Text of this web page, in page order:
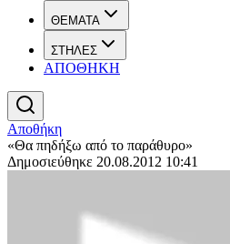
ΘΕΜΑΤΑ
ΣΤΗΛΕΣ
ΑΠΟΘΗΚΗ
Αποθήκη
«Θα πηδήξω από το παράθυρο»
Δημοσιεύθηκε 20.08.2012 10:41